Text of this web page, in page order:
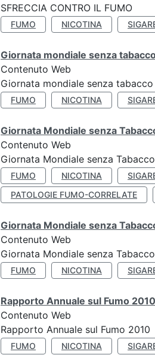
SFRECCIA CONTRO IL FUMO
FUMO NICOTINA
Giornata mondiale senza
Contenuto Web
Giornata mondiale senza
FUMO NICOTINA
Giornata Mondiale senza
Contenuto Web
Giornata Mondiale senza
FUMO NICOTINA
PATOLOGIE FUMO-CORRELATE
Giornata Mondiale senza
Contenuto Web
Giornata Mondiale senza
FUMO NICOTINA
Rapporto Annuale sul Fumo 2010
Contenuto Web
Rapporto Annuale sul Fumo 2010
FUMO NICOTINA